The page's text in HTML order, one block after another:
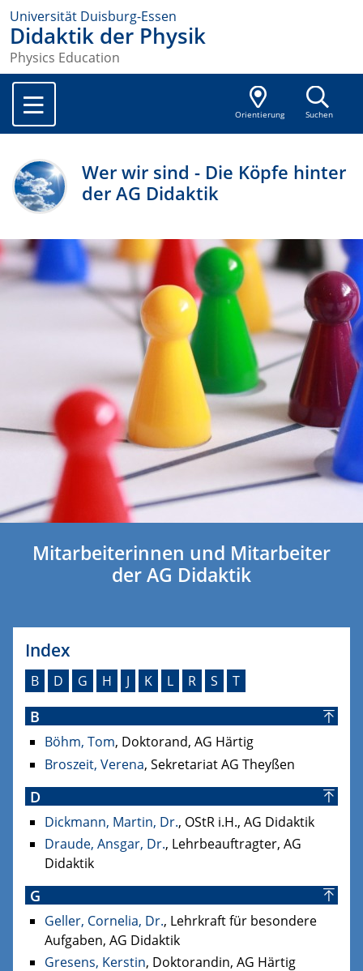
Universität Duisburg-Essen
Didaktik der Physik
Physics Education
Orientierung Suchen
Wer wir sind - Die Köpfe hinter
der AG Didaktik
Mitarbeiterinnen und Mitarbeiter
der AG Didaktik
Index
B D G H J K L R S T
B
Böhm, Tom, Doktorand, AG Härtig
Broszeit, Verena, Sekretariat AG Theyßen
D
Dickmann, Martin, Dr., OStR i.H., AG Didaktik
Draude, Ansgar, Dr., Lehrbeauftragter, AG
Didaktik
G
Geller, Cornelia, Dr., Lehrkraft für besondere
Aufgaben, AG Didaktik
Gresens, Kerstin, Doktorandin, AG Härtig